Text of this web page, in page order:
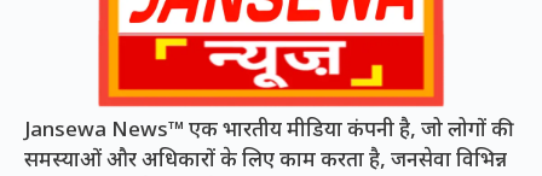
Jansewa News™ एक भारतीय मीडिया कंपनी है, जो लोगों की
समस्याओं और अधिकारों के लिए काम करता है, जनसेवा विभिन्न